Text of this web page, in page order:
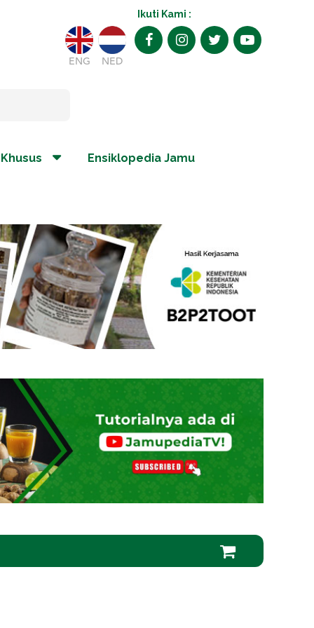
Ikuti Kami :
ENG NED
Ensiklopedia Jamu